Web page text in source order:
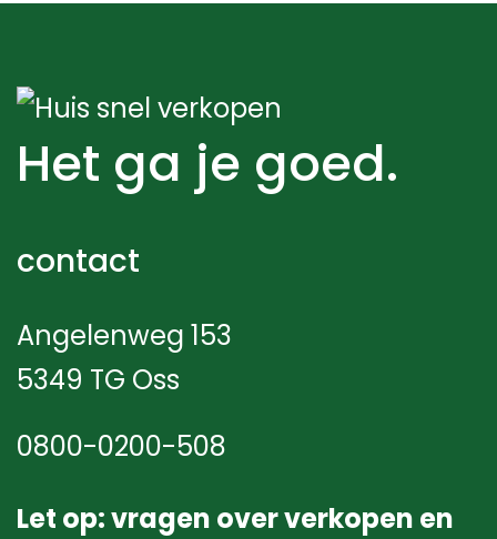
Het ga je goed.
contact
Angelenweg 153
5349 TG Oss
0800-0200-508
Let op: vragen over verkopen en